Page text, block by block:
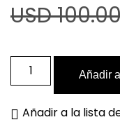
USD
Añadir
Añadir a la lista